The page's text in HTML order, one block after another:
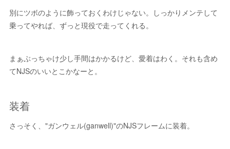
別にツボのように飾っておくわけじゃない。しっかりメンテして
乗ってやれば、ずっと現役で走ってくれる。
まぁぶっちゃけ少し手間はかかるけど、愛着はわく。それも含め
てNJSのいいとこかなーと。
装着
さっそく、"ガンウェル(ganwell)"のNJSフレームに装着。